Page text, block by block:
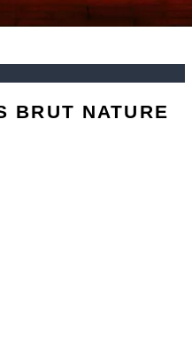
BRUT NATURE